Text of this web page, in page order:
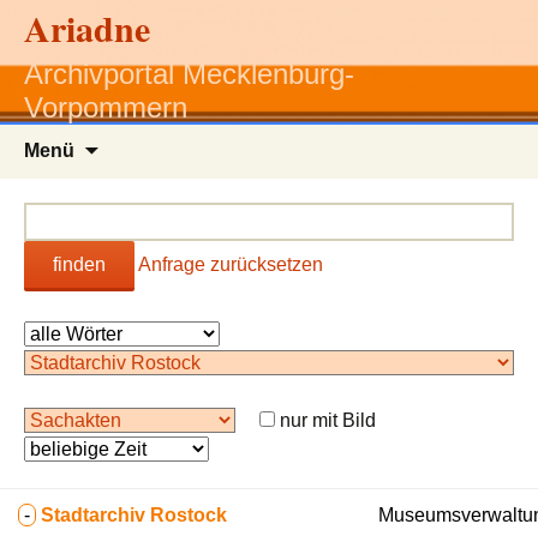
Ariadne
Archivportal Mecklenburg-
Vorpommern
Menü
finden Anfrage zurücksetzen
nur mit Bild
- Stadtarchiv Rostock